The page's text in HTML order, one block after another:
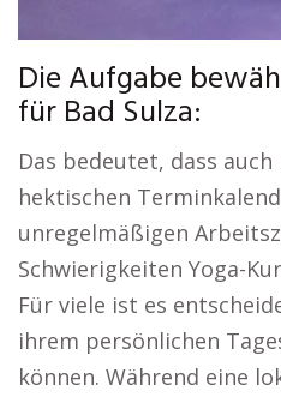
Die Aufgabe
für Bad Sulza:
Das bedeutet, dass
hektischen
unregelmäßigen
Schwierigkeiten Yoga-
Für viele ist es
ihrem persönlichen
können. Während eine